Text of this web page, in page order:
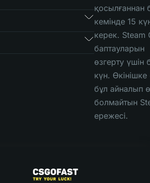
қосылғаннан
кемінде 15
керек. Steam
баптауларын
өзгерту үшін
күн.
бұл айналып
болмайтын
ережесі.